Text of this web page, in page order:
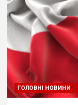
ГОЛОВНІ НОВИНИ